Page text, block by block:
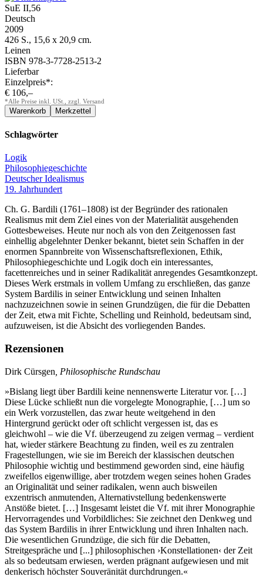
SuE II,56
Deutsch
2009
426 S., 15,6 x 20,9 cm.
Leinen
ISBN 978-3-7728-2513-2
Lieferbar
Einzelpreis*:
€ 106,–
*Alle Preise inkl. USt., zzgl. Versand
Schlagwörter
Logik
Philosophiegeschichte
Deutscher Idealismus
19. Jahrhundert
Ch. G. Bardili (1761–1808) ist der Begründer des rationalen
Realismus mit dem Ziel eines von der Materialität ausgehenden
Gottesbeweises. Heute nur noch als von den Zeitgenossen fast
einhellig abgelehnter Denker bekannt, bietet sein Schaffen in der
enormen Spannbreite von Wissenschaftsreflexionen, Ethik,
Philosophiegeschichte und Logik doch ein interessantes,
facettenreiches und in seiner Radikalität anregendes Gesamtkonzept.
Dieses Werk erstmals in vollem Umfang zu erschließen, das ganze
System Bardilis in seiner Entwicklung und seinen Inhalten
nachzuzeichnen sowie in seinen Grundzügen, die für die Debatten
der Zeit, etwa mit Fichte, Schelling und Reinhold, bedeutsam sind,
aufzuweisen, ist die Absicht des vorliegenden Bandes.
Rezensionen
Dirk Cürsgen , Philosophische Rundschau
»Bislang liegt über Bardili keine nennenswerte Literatur vor. […]
Diese Lücke schließt nun die vorgelegte Monographie, […] um so
ein Werk vorzustellen, das zwar heute weitgehend in den
Hintergrund gerückt oder oft schlicht vergessen ist, das es
gleichwohl – wie die Vf. überzeugend zu zeigen vermag – verdient
hat, wieder stärkere Beachtung zu finden, weil es zu zentralen
Fragestellungen, wie sie im Bereich der klassischen deutschen
Philosophie wichtig und bestimmend geworden sind, eine häufig
zweifellos eigenwillige, aber trotzdem wegen seines hohen Grades
an Originalität und seiner radikalen, wenn auch bisweilen
exzentrisch anmutenden, Alternativstellung bedenkenswerte
Anstöße bietet. […] Insgesamt leistet die Vf. mit ihrer Monographie
Hervorragendes und Vorbildliches: Sie zeichnet den Denkweg und
das System Bardilis in ihrer Entwicklung und ihren Inhalten nach.
Die wesentlichen Grundzüge, die sich für die Debatten,
Streitgespräche und [...] philosophischen ›Konstellationen‹ der Zeit
als so bedeutsam erwiesen, werden prägnant aufgewiesen und mit
denkerisch höchster Souveränität durchdrungen.«